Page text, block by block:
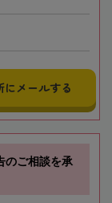
にメールする
のご相談を承